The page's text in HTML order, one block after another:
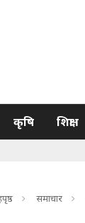
कृषि शिक्षा
समाचार